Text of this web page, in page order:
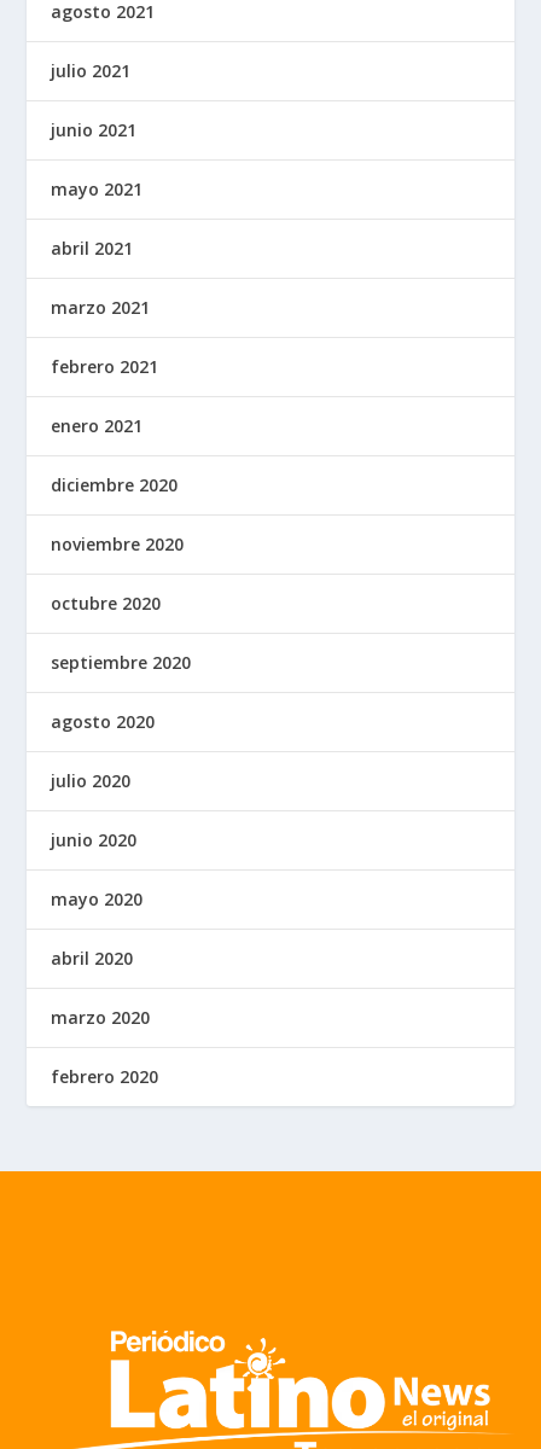
agosto 2021
julio 2021
junio 2021
mayo 2021
abril 2021
marzo 2021
febrero 2021
enero 2021
diciembre 2020
noviembre 2020
octubre 2020
septiembre 2020
agosto 2020
julio 2020
junio 2020
mayo 2020
abril 2020
marzo 2020
febrero 2020